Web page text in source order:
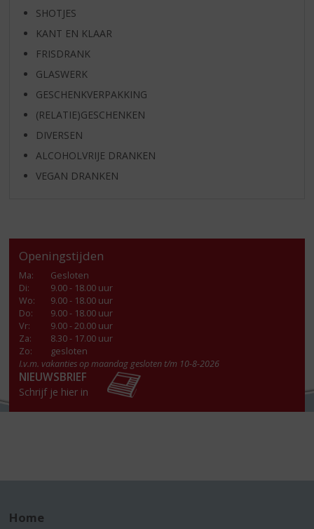
SHOTJES
KANT EN KLAAR
FRISDRANK
GLASWERK
GESCHENKVERPAKKING
(RELATIE)GESCHENKEN
DIVERSEN
ALCOHOLVRIJE DRANKEN
VEGAN DRANKEN
Openingstijden
Ma:
Gesloten
Di:
9.00 - 18.00 uur
Wo:
9.00 - 18.00 uur
Do:
9.00 - 18.00 uur
Vr:
9.00 - 20.00 uur
Za:
8.30 - 17.00 uur
Zo:
gesloten
I.v.m. vakanties op maandag gesloten t/m 10-8-2026
NIEUWSBRIEF
Schrijf je hier in
Home